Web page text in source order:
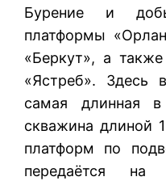
Бурение и
платформы
«Беркут», а
«Ястреб». Здесь
самая длинная в
скважина длиной
платформ по
передаётся на